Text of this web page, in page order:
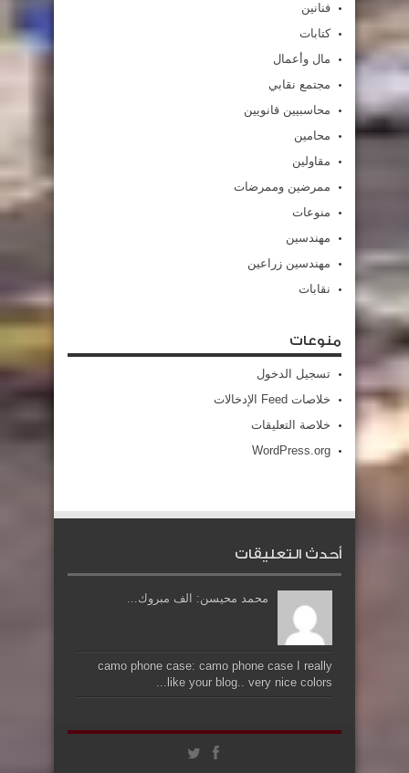
فنانين
كتابات
مال وأعمال
مجتمع نقابي
محاسبيين قانويين
محامين
مقاولين
ممرضين وممرضات
منوعات
مهندسين
مهندسين زراعين
نقابات
منوعات
تسجيل الدخول
خلاصات Feed الإدخالات
خلاصة التعليقات
WordPress.org
أحدث التعليقات
محمد محيسن: الف مبروك...
camo phone case: camo phone case I really
like your blog.. very nice colors...